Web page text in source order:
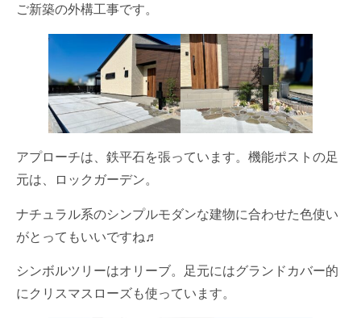
ご新築の外構工事です。
アプローチは、鉄平石を張っています。機能ポストの足
元は、ロックガーデン。
ナチュラル系のシンプルモダンな建物に合わせた色使い
がとってもいいですね♬
シンボルツリーはオリーブ。足元にはグランドカバー的
にクリスマスローズも使っています。